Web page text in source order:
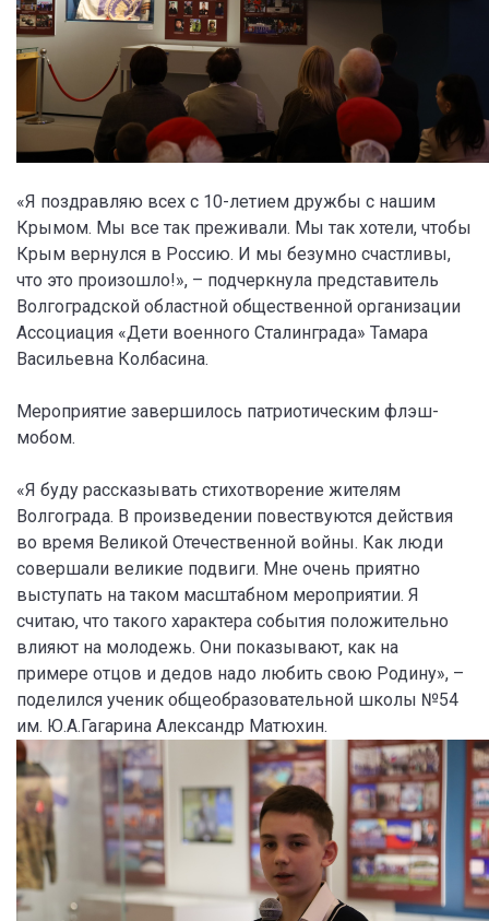
«Я поздравляю всех с 10-летием дружбы с нашим
Крымом. Мы все так преживали. Мы так хотели, чтобы
Крым вернулся в Россию. И мы безумно счастливы,
что это произошло!», – подчеркнула представитель
Волгоградской областной общественной организации
Ассоциация «Дети военного Сталинграда» Тамара
Васильевна Колбасина.
Мероприятие завершилось патриотическим флэш-
мобом.
«Я буду рассказывать стихотворение жителям
Волгограда. В произведении повествуются действия
во время Великой Отечественной войны. Как люди
совершали великие подвиги. Мне очень приятно
выступать на таком масштабном мероприятии. Я
считаю, что такого характера события положительно
влияют на молодежь. Они показывают, как на
примере отцов и дедов надо любить свою Родину», –
поделился ученик общеобразовательной школы №54
им. Ю.А.Гагарина Александр Матюхин.